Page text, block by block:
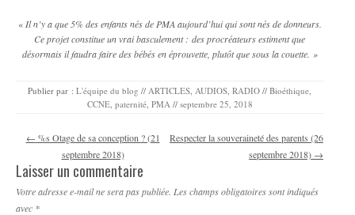
«Il n’y a que 5% des enfants nés de PMA aujourd’hui qui sont nés de donneurs.
Ce projet constitue un vrai basculement : des procréateurs estiment que
désormais il faudra faire des bébés en éprouvette, plutôt que sous la couette. »
Publier par : L'équipe du blog // ARTICLES AUDIOS RADIO // Bioéthique
CCNE, paternité, PMA // septembre 25, 2018
Navigation des articles
← %s Otage de sa conception ? (21
septembre 2018)
Respecter la souveraineté des parents (26
septembre 2018) →
Laisser un commentaire
Votre adresse e-mail ne sera pas publiée. Les champs obligatoires sont indiqués
avec *